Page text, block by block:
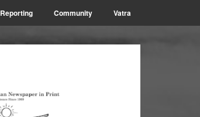
Reporting Community Vatra